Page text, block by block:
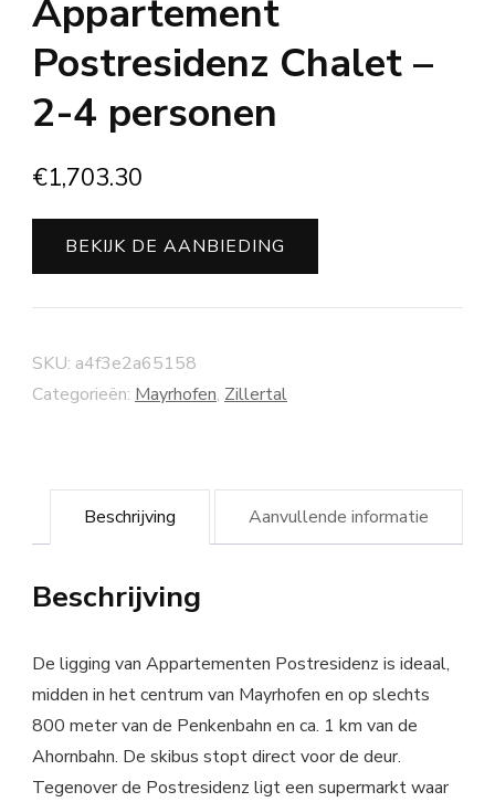
Appartement
Postresidenz Chalet –
2-4 personen
€1,703.30
BEKIJK DE AANBIEDING
SKU: a4f3e2a65158
Categorieën: Mayrhofen, Zillertal
Beschrijving Aanvullende informatie
Beschrijving
De ligging van Appartementen Postresidenz is ideaal,
midden in het centrum van Mayrhofen en op slechts
800 meter van de Penkenbahn en ca. 1 km van de
Ahornbahn. De skibus stopt direct voor de deur.
Tegenover de Postresidenz ligt een supermarkt waar